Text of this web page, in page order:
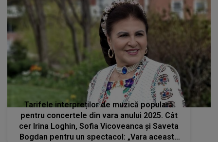
Tarifele interpreților de muzică populară
pentru concertele din vara anului 2025. Cât
cer Irina Loghin, Sofia Vicoveanca și Saveta
Bogdan pentru un spectacol: „Vara aceasta